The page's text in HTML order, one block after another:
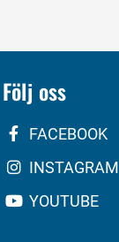
Följ oss
FACEBOOK
INSTAGRAM
YOUTUBE